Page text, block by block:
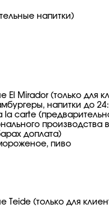
напитки)
Mirador (только для
напитки до
carte
производства
доплата)
пиво
(только для